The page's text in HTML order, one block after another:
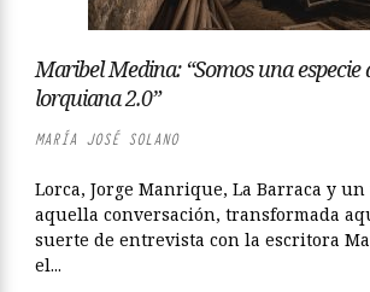
Maribel Medina: “Somos una especie
lorquiana 2.0”
MARÍA JOSÉ SOLANO
Lorca, Jorge Manrique, La Barraca y un
aquella conversación, transformada
suerte de entrevista con la escritora
el...